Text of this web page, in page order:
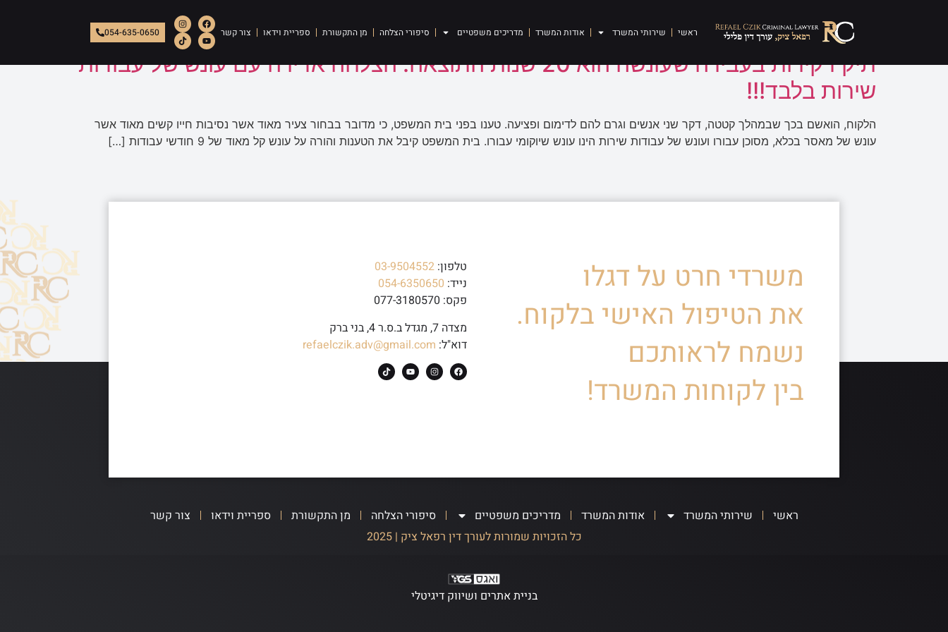
ראשי שירותי המשרד אודות המשרד מדריכים משפטיים סיפורי הצלחה מן התקשורת ספריית וידאו צור קשר 054-635-0650 תגית:אשפוז בבית חולים
תיק דקירות בעבירה שעונשה הוא 20 שנות התוצאה: הצלחה אדירה עם עונש של עבודות
שירות בלבד!!!
הלקוח, הואשם בכך שבמהלך קטטה, דקר שני אנשים וגרם להם לדימום ופציעה. טענו בפני בית המשפט, כי מדובר בבחור צעיר מאוד אשר נסיבות חייו קשים מאוד אשר
עונש של מאסר בכלא, מסוכן עבורו ועונש של עבודות שירות הינו עונש שיוקומי עבורו. בית המשפט קיבל את הטענות והורה על עונש קל מאוד של 9 חודשי עבודות […]
משרדי חרט על דגלו
את הטיפול האישי בלקוח.
נשמח לראותכם
בין לקוחות המשרד!
טלפון: 03-9504552
נייד: 054-6350650
פקס: 077-3180570
מצדה 7, מגדל ב.ס.ר 4, בני ברק
דוא"ל: refaelczik.adv@gmail.com
ראשי שירותי המשרד אודות המשרד מדריכים משפטיים סיפורי הצלחה מן התקשורת ספריית וידאו
צור קשר
כל הזכויות שמורות לעורך דין רפאל ציק | 2025
בניית אתרים ושיווק דיגיטלי